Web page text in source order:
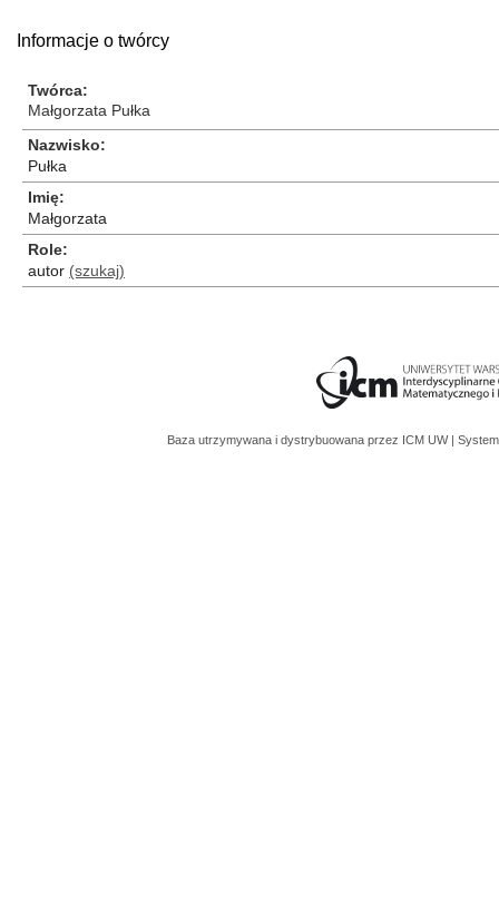
Informacje o twórcy
Twórca
Małgorzata Pułka
Nazwisko
Pułka
Imię
Małgorzata
Role
autor (szukaj)
Baza utrzymywana i dystrybuowana przez ICM UW |